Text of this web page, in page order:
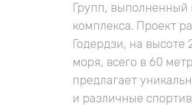
Групп, выполненный
комплекса. Проект
Годердзи, на
моря, всего в 60
предлагает
и различные